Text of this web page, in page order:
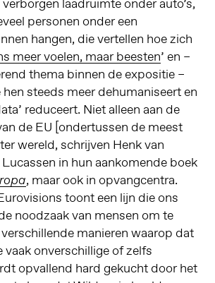
laadruimte onder auto’s,
personen onder een
hangen, die vertellen hoe zich
meer voelen, maar beesten’ en –
thema binnen de expositie –
steeds meer dehumaniseert en
reduceert. Niet alleen aan de
de EU [ondertussen de meest
wereld, schrijven Henk van
in hun aankomende boek
, maar ook in opvangcentra.
toont een lijn die ons
noodzaak van mensen om te
manieren waarop dat
vaak onverschillige of zelfs
opvallend hard gekucht door het